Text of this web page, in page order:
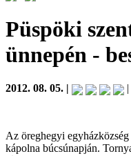
Püspöki
ünnepén -
2012. 08. 05. | |
Az öreghegyi
kápolna búcsúnapján.